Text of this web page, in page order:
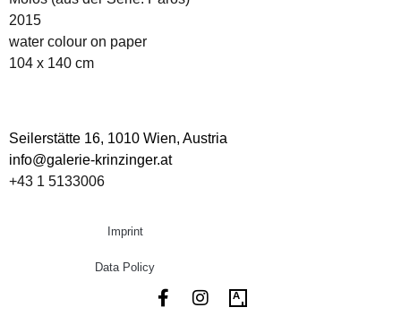
2015
water colour on paper
104 x 140 cm
Seilerstätte 16, 1010 Wien, Austria
info@galerie-krinzinger.at
+43 1 5133006
Imprint
Data Policy